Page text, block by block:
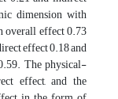
dimension with
overall effect 0.73
effect 0.18 and
The physical-
effect, and the